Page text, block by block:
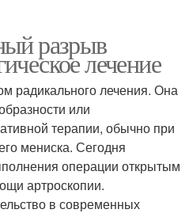
разрыв
лечение
радикального лечения. Она
или
терапии, обычно при
мениска. Сегодня
операции открытым
артроскопии.
в современных